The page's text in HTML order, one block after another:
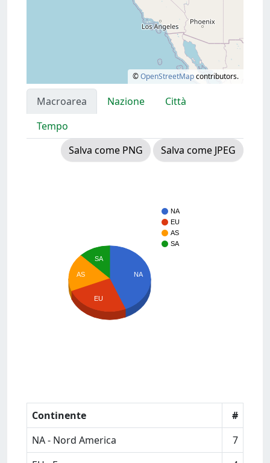
©OpenStreetMapcontributors.
Macroarea Nazione
Città
Tempo
Salva come PNG
Salva come JPEG
NA
EU
AS
SA
NA
SA
AS
EU
Continente
#
NA - Nord America
7